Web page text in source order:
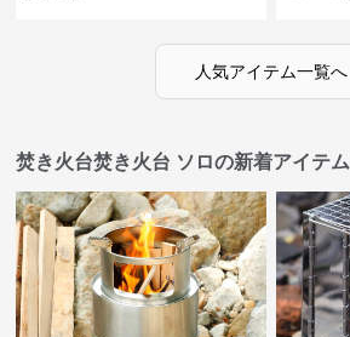
人気アイテム一覧へ
焚き火台焚き火台 ソロの新着アイテム